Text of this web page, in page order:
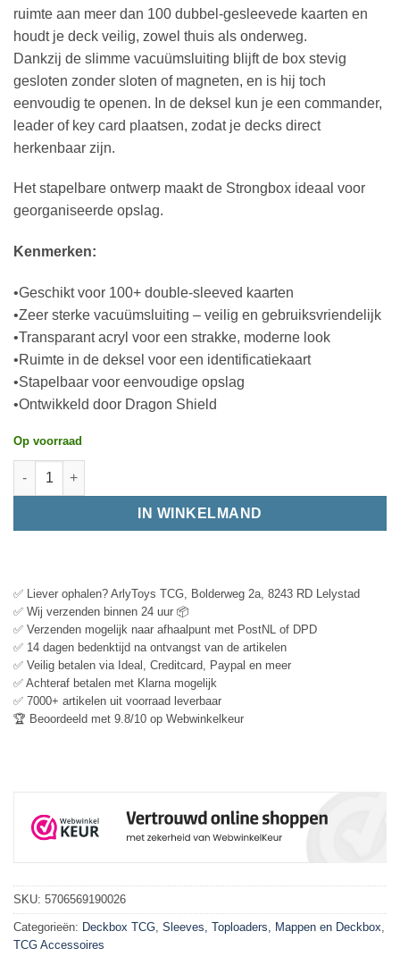
ruimte aan meer dan 100 dubbel-gesleevede kaarten en
houdt je deck veilig, zowel thuis als onderweg.
Dankzij de slimme vacuümsluiting blijft de box stevig
gesloten zonder sloten of magneten, en is hij toch
eenvoudig te openen. In de deksel kun je een commander,
leader of key card plaatsen, zodat je decks direct
herkenbaar zijn.
Het stapelbare ontwerp maakt de Strongbox ideaal voor
georganiseerde opslag.
Kenmerken:
•Geschikt voor 100+ double‑sleeved kaarten
•Zeer sterke vacuümsluiting – veilig en gebruiksvriendelijk
•Transparant acryl voor een strakke, moderne look
•Ruimte in de deksel voor een identificatiekaart
•Stapelbaar voor eenvoudige opslag
•Ontwikkeld door Dragon Shield
Op voorraad
IN WINKELMAND
✅ Liever ophalen? ArlyToys TCG, Bolderweg 2a, 8243 RD Lelystad
✅ Wij verzenden binnen 24 uur 📦
✅ Verzenden mogelijk naar afhaalpunt met PostNL of DPD
✅ 14 dagen bedenktijd na ontvangst van de artikelen
✅ Veilig betalen via Ideal, Creditcard, Paypal en meer
✅ Achteraf betalen met Klarna mogelijk
✅ 7000+ artikelen uit voorraad leverbaar
🏆 Beoordeeld met 9.8/10 op Webwinkelkeur
SKU: 5706569190026
Categorieën: Deckbox TCG, Sleeves, Toploaders, Mappen en Deckbox,
TCG Accessoires